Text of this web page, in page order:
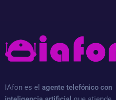
IAfon es el agente telefónico con